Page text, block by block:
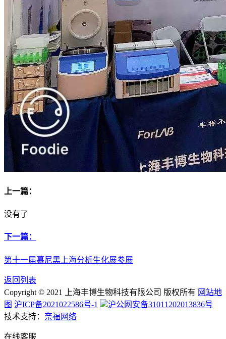
上一篇：
没有了
下一篇：
第十一届慕尼黑上海分析生化展参展
返回列表
Copyright © 2021 上海丰博生物科技有限公司 版权所有 网站地
图 沪ICP备2021022586号-1
沪公网安备31011202013836号
技术支持： 奈福网络
在线客服